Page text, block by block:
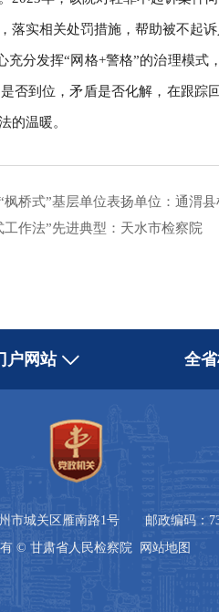
落实相关处罚措施，帮助被不起诉
充分发挥“网格+警格”的治理模
否到位，矛盾是否化解，在跟
的温暖。
枫桥式”基层单位表扬单位：通渭
工作法”先进典型：天水市检察院
户网站 全
市城关区雁南路1号 邮政编码：
© 甘肃省人民检察院
网站地图